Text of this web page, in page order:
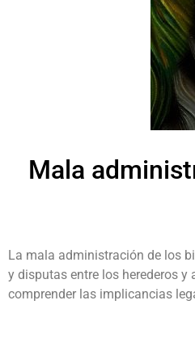
Mala
La mala administración de los
y disputas entre los herederos
comprender las implicancias